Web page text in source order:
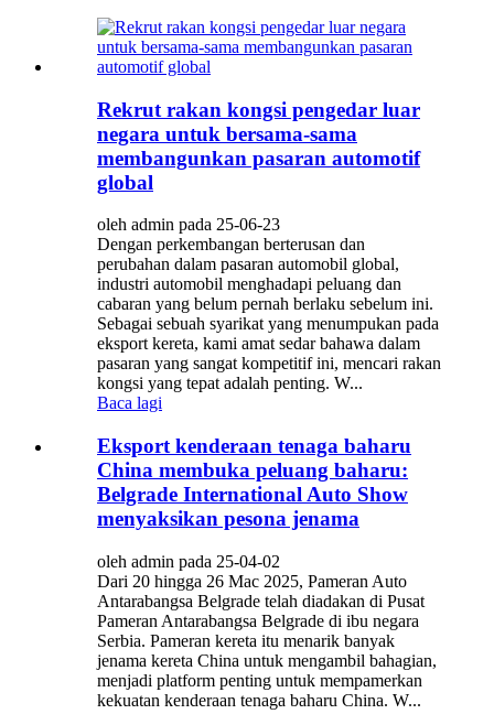
Rekrut rakan kongsi pengedar luar
negara untuk bersama-sama
membangunkan pasaran automotif
global
oleh admin pada 25-06-23
Dengan perkembangan berterusan dan
perubahan dalam pasaran automobil global,
industri automobil menghadapi peluang dan
cabaran yang belum pernah berlaku sebelum ini.
Sebagai sebuah syarikat yang menumpukan pada
eksport kereta, kami amat sedar bahawa dalam
pasaran yang sangat kompetitif ini, mencari rakan
kongsi yang tepat adalah penting. W...
Baca lagi
Eksport kenderaan tenaga baharu
China membuka peluang baharu:
Belgrade International Auto Show
menyaksikan pesona jenama
oleh admin pada 25-04-02
Dari 20 hingga 26 Mac 2025, Pameran Auto
Antarabangsa Belgrade telah diadakan di Pusat
Pameran Antarabangsa Belgrade di ibu negara
Serbia. Pameran kereta itu menarik banyak
jenama kereta China untuk mengambil bahagian,
menjadi platform penting untuk mempamerkan
kekuatan kenderaan tenaga baharu China. W...